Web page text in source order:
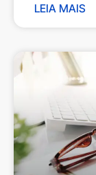
LEIA MAIS